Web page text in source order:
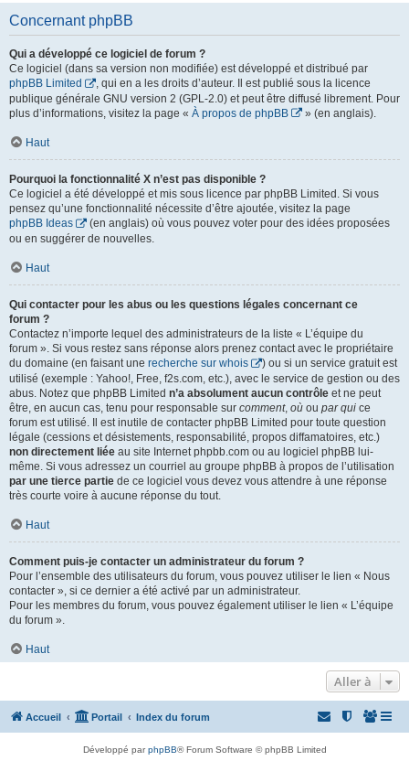
Concernant phpBB
Qui a développé ce logiciel de forum ?
Ce logiciel (dans sa version non modifiée) est développé et distribué par
phpBB Limited
, qui en a les droits d’auteur. Il est publié sous la licence
publique générale GNU version 2 (GPL-2.0) et peut être diffusé librement. Pour
plus d’informations, visitez la page « À propos de phpBB » (en anglais).
Haut
Pourquoi la fonctionnalité X n’est pas disponible ?
Ce logiciel a été développé et mis sous licence par phpBB Limited. Si vous
pensez qu’une fonctionnalité nécessite d’être ajoutée, visitez la page
phpBB Ideas
(en anglais) où vous pouvez voter pour des idées proposées
ou en suggérer de nouvelles.
Haut
Qui contacter pour les abus ou les questions légales concernant ce
forum ?
Contactez n’importe lequel des administrateurs de la liste « L’équipe du
forum ». Si vous restez sans réponse alors prenez contact avec le propriétaire
du domaine (en faisant une recherche sur whois
) ou si un service gratuit est
utilisé (exemple : Yahoo!, Free, f2s.com, etc.), avec le service de gestion ou des
abus. Notez que phpBB Limited n’a absolument aucun contrôle et ne peut
être, en aucun cas, tenu pour responsable sur comment, où ou par qui ce
forum est utilisé. Il est inutile de contacter phpBB Limited pour toute question
légale (cessions et désistements, responsabilité, propos diffamatoires, etc.)
non directement liée au site Internet phpbb.com ou au logiciel phpBB lui-
même. Si vous adressez un courriel au groupe phpBB à propos de l’utilisation
par une tierce partie de ce logiciel vous devez vous attendre à une réponse
très courte voire à aucune réponse du tout.
Haut
Comment puis-je contacter un administrateur du forum ?
Pour l’ensemble des utilisateurs du forum, vous pouvez utiliser le lien « Nous
contacter », si ce dernier a été activé par un administrateur.
Pour les membres du forum, vous pouvez également utiliser le lien « L’équipe
du forum ».
Haut
Aller à
Accueil Portail Index du forum
Développé parphpBB® Forum Software © phpBB Limited